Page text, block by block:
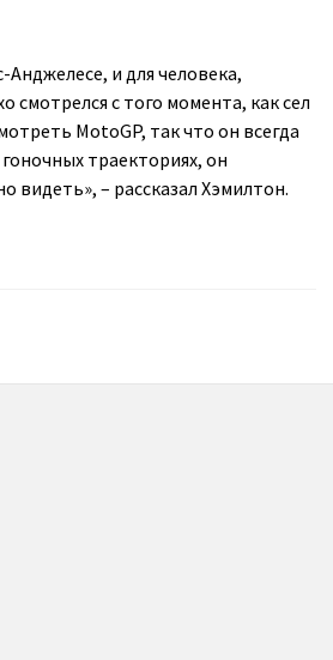
и для человека,
смотрелся с того момента, как сел
MotoGP, так что он всегда
траекториях, он
видеть», – рассказал Хэмилтон.